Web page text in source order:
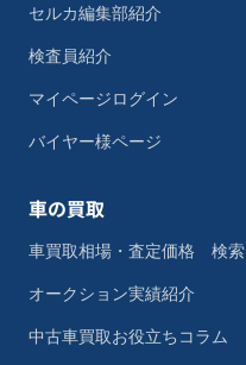
セルカ編集部紹介
検査員紹介
マイページログイン
バイヤー様ページ
車の買取
車買取相場・査定価格 検索
オークション実績紹介
中古車買取お役立ちコラム